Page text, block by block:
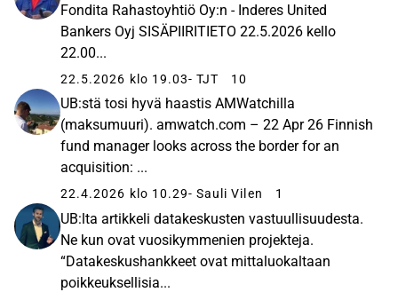
Fondita Rahastoyhtiö Oy:n - Inderes United
Bankers Oyj SISÄPIIRITIETO 22.5.2026 kello
22.00...
22.5.2026 klo 19.03- TJT 10
UB:stä tosi hyvä haastis AMWatchilla
(maksumuuri). amwatch.com – 22 Apr 26 Finnish
fund manager looks across the border for an
acquisition: ...
22.4.2026 klo 10.29- Sauli Vilen 1
UB:lta artikkeli datakeskusten vastuullisuudesta.
Ne kun ovat vuosikymmenien projekteja.
“Datakeskushankkeet ovat mittaluokaltaan
poikkeuksellisia...